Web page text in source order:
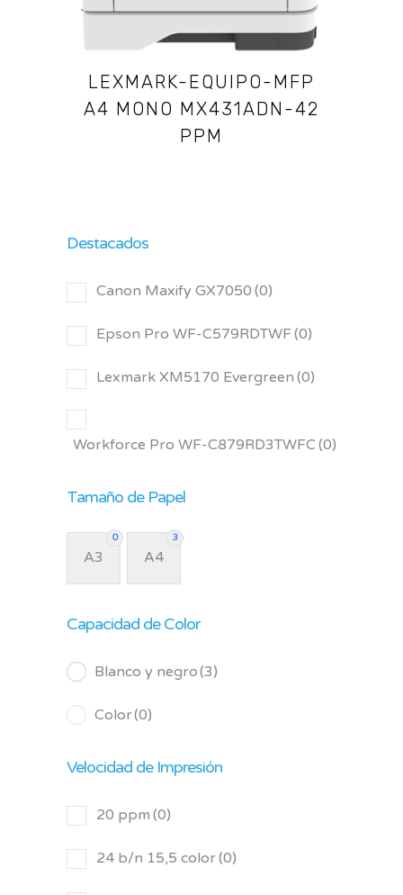
LEXMARK-EQUIPO-MFP
A4 MONO MX431ADN-42
PPM
Destacados
Canon Maxify GX7050 (0)
Epson Pro WF-C579RDTWF (0)
Lexmark XM5170 Evergreen (0)
Workforce Pro WF-C879RD3TWFC (0)
Tamaño de Papel
0
A3
3
A4
Capacidad de Color
Blanco y negro(3)
Color(0)
Velocidad de Impresión
20 ppm (0)
24 b/n 15,5 color(0)